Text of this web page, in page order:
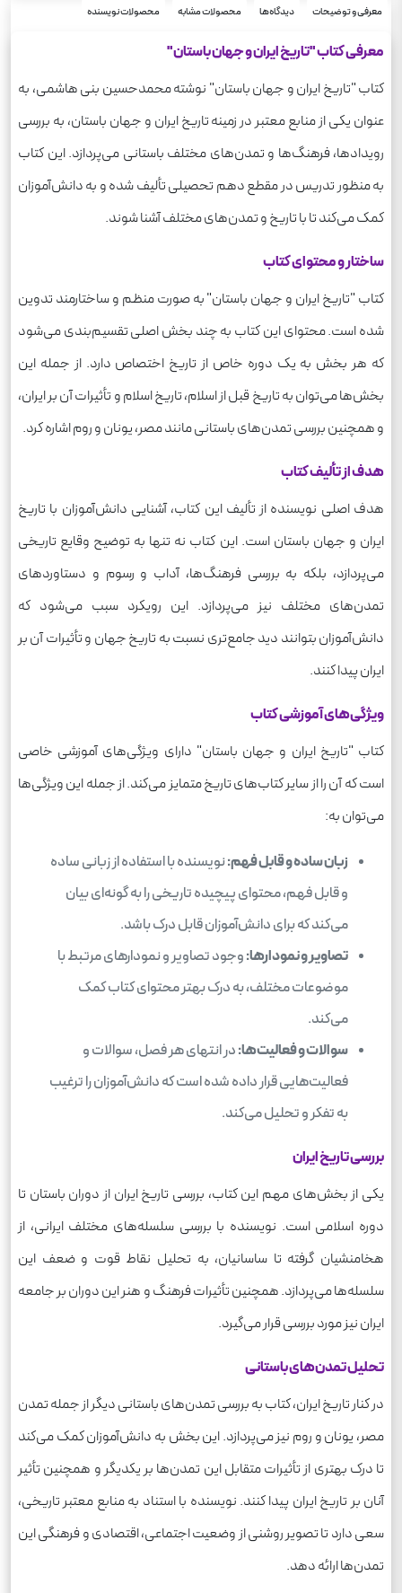
وزن
معرفی و توضیحات دیدگاه‌ها محصولات مشابه محصولات نویسنده
معرفی کتاب "تاریخ ایران و جهان باستان"
کتاب "تاریخ ایران و جهان باستان" نوشته محمدحسین بنی هاشمی، به
عنوان یکی از منابع معتبر در زمینه تاریخ ایران و جهان باستان، به بررسی
رویدادها، فرهنگ‌ها و تمدن‌های مختلف باستانی می‌پردازد. این کتاب
به منظور تدریس در مقطع دهم تحصیلی تألیف شده و به دانش‌آموزان
کمک می‌کند تا با تاریخ و تمدن‌های مختلف آشنا شوند.
ساختار و محتوای کتاب
کتاب "تاریخ ایران و جهان باستان" به صورت منظم و ساختارمند تدوین
شده است. محتوای این کتاب به چند بخش اصلی تقسیم‌بندی می‌شود
که هر بخش به یک دوره خاص از تاریخ اختصاص دارد. از جمله این
بخش‌ها می‌توان به تاریخ قبل از اسلام، تاریخ اسلام و تأثیرات آن بر ایران،
و همچنین بررسی تمدن‌های باستانی مانند مصر، یونان و روم اشاره کرد.
هدف از تألیف کتاب
هدف اصلی نویسنده از تألیف این کتاب، آشنایی دانش‌آموزان با تاریخ
ایران و جهان باستان است. این کتاب نه تنها به توضیح وقایع تاریخی
می‌پردازد، بلکه به بررسی فرهنگ‌ها، آداب و رسوم و دستاوردهای
تمدن‌های مختلف نیز می‌پردازد. این رویکرد سبب می‌شود که
دانش‌آموزان بتوانند دید جامع‌تری نسبت به تاریخ جهان و تأثیرات آن بر
ایران پیدا کنند.
ویژگی‌های آموزشی کتاب
کتاب "تاریخ ایران و جهان باستان" دارای ویژگی‌های آموزشی خاصی
است که آن را از سایر کتاب‌های تاریخ متمایز می‌کند. از جمله این ویژگی‌ها
می‌توان به:
زبان ساده و قابل فهم:نویسنده با استفاده از زبانی ساده
و قابل فهم، محتوای پیچیده تاریخی را به گونه‌ای بیان
می‌کند که برای دانش‌آموزان قابل درک باشد.
تصاویر و نمودارها:وجود تصاویر و نمودارهای مرتبط با
موضوعات مختلف، به درک بهتر محتوای کتاب کمک
می‌کند.
سوالات و فعالیت‌ها:در انتهای هر فصل، سوالات و
فعالیت‌هایی قرار داده شده است که دانش‌آموزان را ترغیب
به تفکر و تحلیل می‌کند.
بررسی تاریخ ایران
یکی از بخش‌های مهم این کتاب، بررسی تاریخ ایران از دوران باستان تا
دوره اسلامی است. نویسنده با بررسی سلسله‌های مختلف ایرانی، از
هخامنشیان گرفته تا ساسانیان، به تحلیل نقاط قوت و ضعف این
سلسله‌ها می‌پردازد. همچنین تأثیرات فرهنگ و هنر این دوران بر جامعه
ایران نیز مورد بررسی قرار می‌گیرد.
تحلیل تمدن‌های باستانی
در کنار تاریخ ایران، کتاب به بررسی تمدن‌های باستانی دیگر از جمله تمدن
مصر، یونان و روم نیز می‌پردازد. این بخش به دانش‌آموزان کمک می‌کند
تا درک بهتری از تأثیرات متقابل این تمدن‌ها بر یکدیگر و همچنین تأثیر
آنان بر تاریخ ایران پیدا کنند. نویسنده با استناد به منابع معتبر تاریخی،
سعی دارد تا تصویر روشنی از وضعیت اجتماعی، اقتصادی و فرهنگی این
تمدن‌ها ارائه دهد.